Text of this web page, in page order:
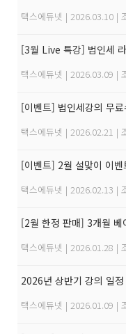
택스에듀넷 | 2026.03.10 |
[3월 Live 특강] 법인세
택스에듀넷 | 2026.03.09 |
[이벤트] 법인세강의 무
택스에듀넷 | 2026.02.21 |
[이벤트] 2월 설맞이 이
택스에듀넷 | 2026.02.13 |
[2월 한정 판매] 3개월 베
택스에듀넷 | 2026.01.28 |
2026년 상반기 강의 일정
택스에듀넷 | 2026.01.09 |